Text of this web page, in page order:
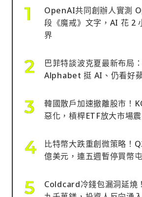
OpenAI共同創辦人實測
段《魔戒》文字，AI 花 2
界
巴菲特談波克夏最新布局
Alphabet 挺 AI、仍看好
韓國散戶加速撤離股市！
惡化，槓桿ETF放大市場
比特幣大跌重創微策略！
億美元，連五週暫停買幣
Coldcard冷錢包漏洞延燒